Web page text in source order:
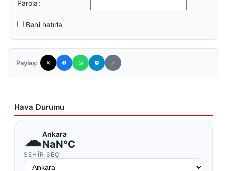
Parola:
Beni hatırla
Paylaş:
Hava Durumu
☁Ankara
NaN°C
ŞEHIR SEÇ